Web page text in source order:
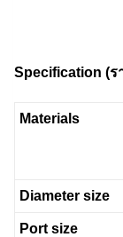
Specification (ร
Materials
Diameter size
Port size